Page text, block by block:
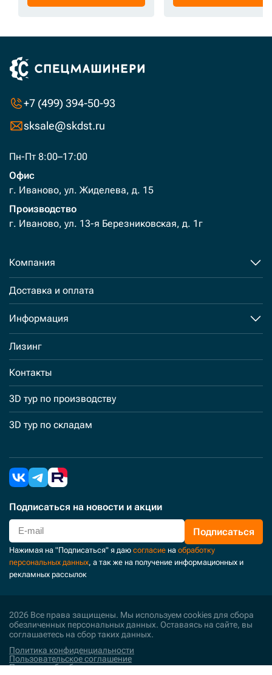
+7 (499) 394-50-93
sksale@skdst.ru
Пн-Пт 8:00–17:00
Офис
г. Иваново, ул. Жиделева, д. 15
Производство
г. Иваново, ул. 13-я Березниковская, д. 1г
Компания
Доставка и оплата
Информация
Лизинг
Контакты
3D тур по производству
3D тур по складам
Подписаться на новости и акции
Подписаться
Нажимая на "Подписаться" я даю согласие на обработку
персональных данных, а так же на получение информационных и
рекламных рассылок
2026 Все права защищены. Мы используем cookies для сбора
обезличенных персональных данных. Оставаясь на сайте, вы
соглашаетесь на сбор таких данных.
Политика конфиденциальности
Пользовательское соглашение
Политика обработки персональных данных